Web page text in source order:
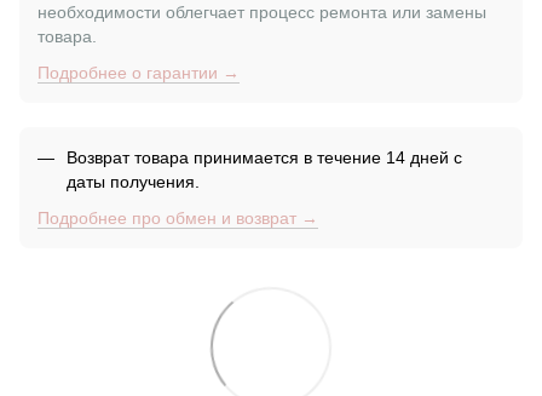
необходимости облегчает процесс ремонта или замены
товара.
Подробнее о гарантии →
Возврат товара принимается в течение 14 дней с
даты получения.
Подробнее про обмен и возврат →